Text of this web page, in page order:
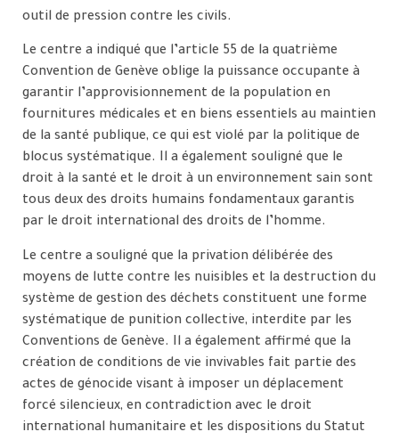
outil de pression contre les civils.
Le centre a indiqué que l’article 55 de la quatrième
Convention de Genève oblige la puissance occupante à
garantir l’approvisionnement de la population en
fournitures médicales et en biens essentiels au maintien
de la santé publique, ce qui est violé par la politique de
blocus systématique. Il a également souligné que le
droit à la santé et le droit à un environnement sain sont
tous deux des droits humains fondamentaux garantis
par le droit international des droits de l’homme.
Le centre a souligné que la privation délibérée des
moyens de lutte contre les nuisibles et la destruction du
système de gestion des déchets constituent une forme
systématique de punition collective, interdite par les
Conventions de Genève. Il a également affirmé que la
création de conditions de vie invivables fait partie des
actes de génocide visant à imposer un déplacement
forcé silencieux, en contradiction avec le droit
international humanitaire et les dispositions du Statut